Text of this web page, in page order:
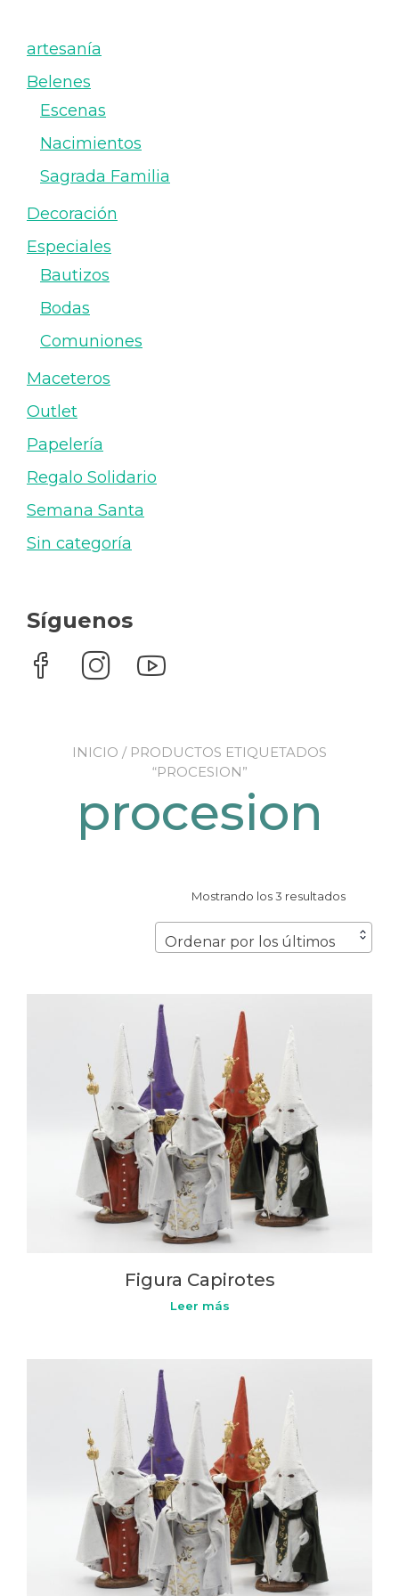
INICIO / PRODUCTOS ETIQUETADOS
“PROCESION”
procesion
Mostrando los 3 resultados
Ordenar por los últimos
Figura Capirotes
Leer más
artesanía
Belenes
Escenas
Nacimientos
Sagrada Familia
Decoración
Especiales
Bautizos
Bodas
Comuniones
Maceteros
Outlet
Papelería
Regalo Solidario
Semana Santa
Sin categoría
Síguenos